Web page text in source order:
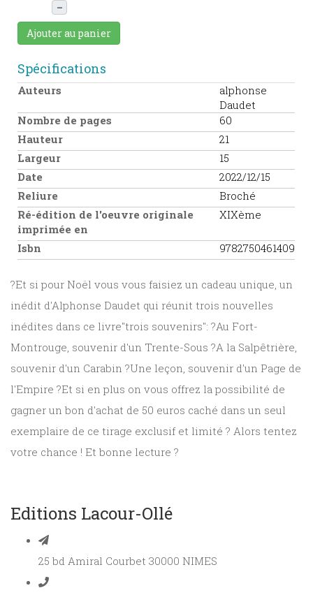
–
Ajouter au panier
Spécifications
Auteurs
alphonse
Daudet
Nombre de pages
60
Hauteur
21
Largeur
15
Date
2022/12/15
Reliure
Broché
Ré-édition de l'oeuvre originale
imprimée en
XIXème
Isbn 9782750461409
?Et si pour Noël vous vous faisiez un cadeau unique, un
inédit d'Alphonse Daudet qui réunit trois nouvelles
inédites dans ce livre"trois souvenirs": ?Au Fort-
Montrouge, souvenir d'un Trente-Sous ?A la Salpêtrière,
souvenir d'un Carabin ?Une leçon, souvenir d'un Page de
l'Empire ?Et si en plus on vous offrez la possibilité de
gagner un bon d'achat de 50 euros caché dans un seul
exemplaire de ce tirage exclusif et limité ? Alors tentez
votre chance ! Et bonne lecture ?
Editions Lacour-Ollé
25 bd Amiral Courbet 30000 NIMES